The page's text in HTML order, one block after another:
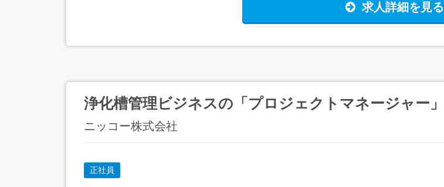
求人詳細を見る
浄化槽管理ビジネスの「プロジェクトマネージャー」
ニッコー株式会社
正社員